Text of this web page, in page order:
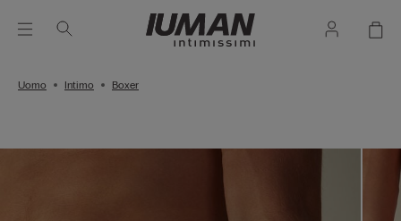
Uomo Intimo Boxer